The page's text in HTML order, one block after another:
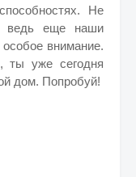
Не
ведь еще наши
внимание.
ты уже сегодня
дом. Попробуй!